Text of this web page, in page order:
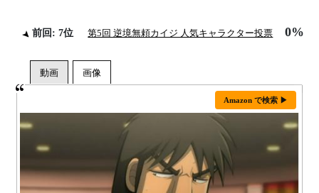
前回: 7位 第5回 逆境無頼カイジ 人気キャラクター投票 0%
Amazon で検索 ▶